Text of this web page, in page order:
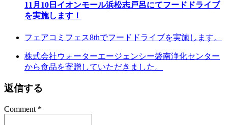
11月10日イオンモール浜松志戸呂にてフードドライブ
を実施します！
フェアコミフェス8thでフードドライブを実施します。
株式会社ウォーターエージェンシー磐南浄化センター
から食品を寄贈していただきました。
返信する
Comment *